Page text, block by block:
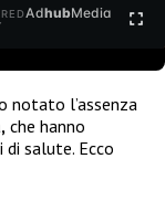
AdhubMedia
notato l’assenza
che hanno
salute. Ecco